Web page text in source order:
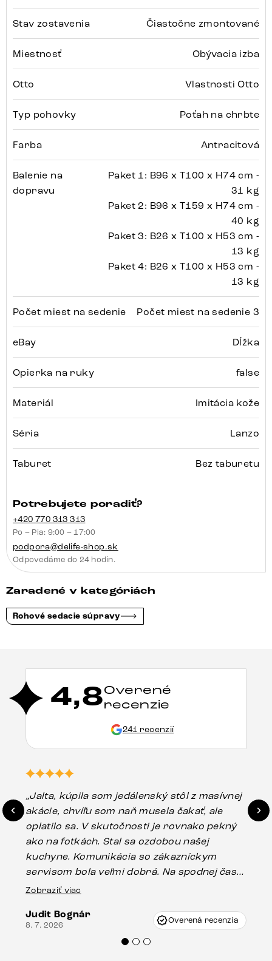
Stav zostavenia Čiastočne zmontované
Miestnosť Obývacia izba
Otto Vlastnosti Otto
Typ pohovky Poťah na chrbte
Farba Antracitová
Balenie na
dopravu
Paket 1: B96 x T100 x H74 cm -
31 kg
Paket 2: B96 x T159 x H74 cm -
40 kg
Paket 3: B26 x T100 x H53 cm -
13 kg
Paket 4: B26 x T100 x H53 cm -
13 kg
Počet miest na sedenie Počet miest na sedenie 3
eBay Dĺžka
Opierka na ruky false
Materiál Imitácia kože
Séria Lanzo
Taburet Bez taburetu
Potrebujete poradiť?
+420 770 313 313
Po – Pia: 9:00 – 17:00
podpora@delife-shop.sk
Odpovedáme do 24 hodín.
Zaradené v kategóriách
Rohové sedacie súpravy
4,8Overené
recenzie
241 recenzií
„Jalta, kúpila som jedálenský stôl z masívnej
akácie, chvíľu som naň musela čakať, ale
oplatilo sa. V skutočnosti je rovnako pekný
ako na fotkách. Stal sa ozdobou našej
kuchyne. Komunikácia so zákazníckym
servisom bola veľmi dobrá. Na spodnej časti
stola bolo malé poškodenie, pravdepodobne
Vincze pri riešení mojej záležitosti pristúpili
veľmi korektne. Odporúčam produkty Delife
Zobraziť viac
Judit Bognár
8. 7. 2026 Overená recenzia